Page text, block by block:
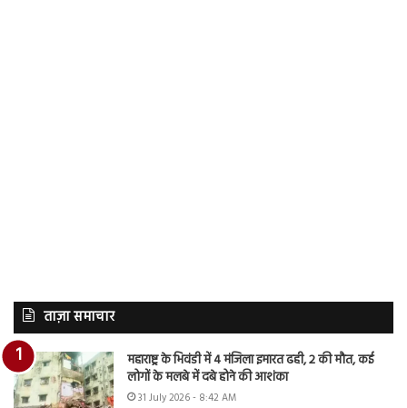
ताज़ा समाचार
महाराष्ट्र के भिवंडी में 4 मंजिला इमारत ढही, 2 की मौत, कई
लोगों के मलबे में दबे होने की आशंका
31 July 2026 - 8:42 AM